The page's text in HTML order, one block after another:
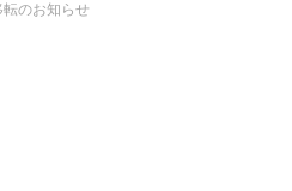
のお知らせ